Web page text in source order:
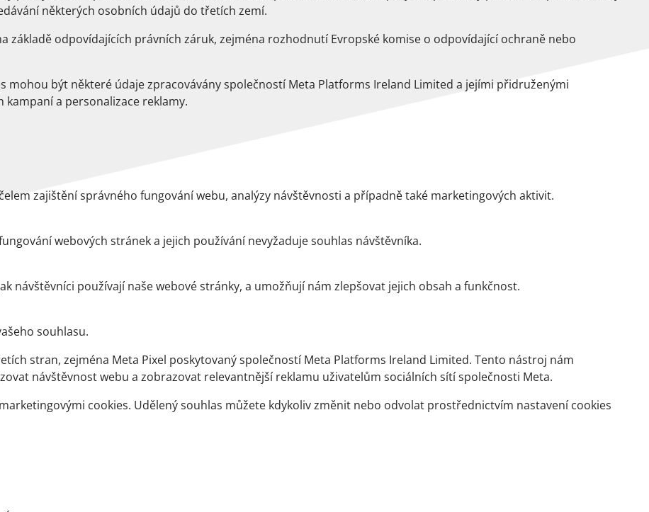
některých osobních údajů do třetích zemí.
základě odpovídajících právních záruk, zejména rozhodnutí Evropské komise o odpovídající ochraně nebo
mohou být některé údaje zpracovávány společností Meta Platforms Ireland Limited a jejími přidruženými
a personalizace reklamy.
zajištění správného fungování webu, analýzy návštěvnosti a případně také marketingových aktivit.
webových stránek a jejich používání nevyžaduje souhlas návštěvníka.
návštěvníci používají naše webové stránky, a umožňují nám zlepšovat jejich obsah a funkčnost.
souhlasu.
stran, zejména Meta Pixel poskytovaný společností Meta Platforms Ireland Limited. Tento nástroj nám
návštěvnost webu a zobrazovat relevantnější reklamu uživatelům sociálních sítí společnosti Meta.
cookies. Udělený souhlas můžete kdykoliv změnit nebo odvolat prostřednictvím nastavení cookies